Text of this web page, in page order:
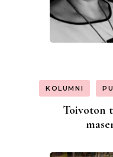
KOLUMNI
Toivoton